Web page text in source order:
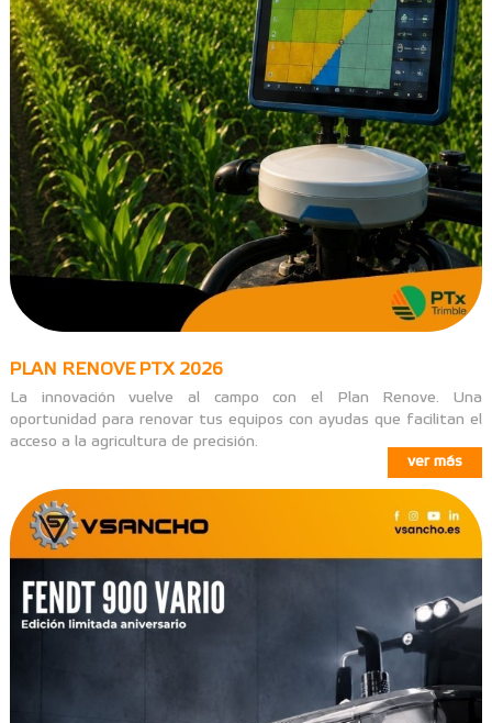
PLAN RENOVE PTX 2026
La innovación vuelve al campo con el Plan Renove. Una
oportunidad para renovar tus equipos con ayudas que facilitan el
acceso a la agricultura de precisión.
ver más